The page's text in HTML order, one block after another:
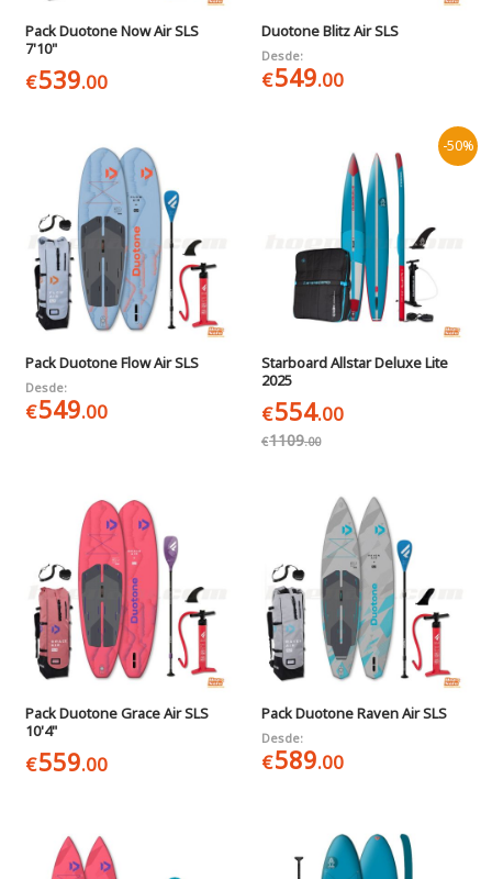
Pack Duotone Now Air SLS
7'10"
€539.00
Duotone Blitz Air SLS
Desde:
€549.00
Pack Duotone Flow Air SLS
Desde:
€549.00
-50%
Starboard Allstar Deluxe Lite
2025
€554.00
€1109.00
Pack Duotone Grace Air SLS
10'4"
€559.00
Pack Duotone Raven Air SLS
Desde:
€589.00